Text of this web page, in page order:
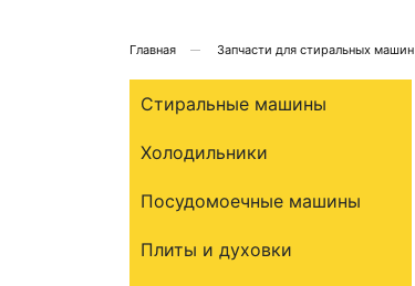
Главная Запчасти для стиральных машин
Стиральные машины
Холодильники
Посудомоечные машины
Плиты и духовки